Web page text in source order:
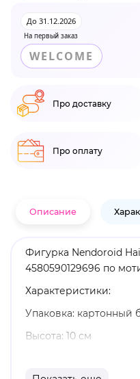
На первый заказ
До 31.12.2026
WELCOME
Про доставку
Про оплату
Описание
Фигурка Nendoroid
4580590129696 по
Характеристики:
Упаковка: картонный
Высота: 10 см